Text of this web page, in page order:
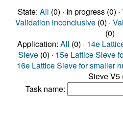
State: All (0) · In progress (0) ·
Validation inconclusive(0) ·
(0)
Application: All (0) · 14e
Sieve (0) · 15e Lattice Sieve
16e Lattice Sieve for smaller
Sieve V5
Task name: